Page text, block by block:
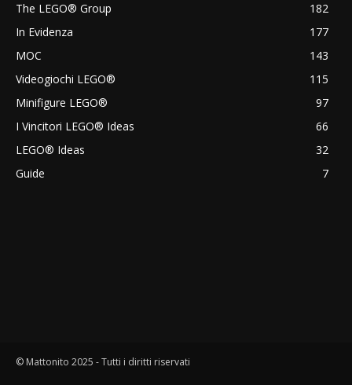
The LEGO® Group
182
In Evidenza
177
MOC
143
Videogiochi LEGO®
115
Minifigure LEGO®
97
I Vincitori LEGO® Ideas
66
LEGO® Ideas
32
Guide
7
© Mattonito 2025 - Tutti i diritti riservati